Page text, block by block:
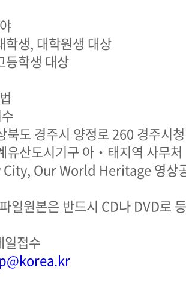
학생, 대학원생 대상
등학생 대상
경주시 양정로 260 경주시
도시기구 아‧태지역 사무처
Our World Heritage 영상공
본은 반드시 CD나 DVD로
일접수